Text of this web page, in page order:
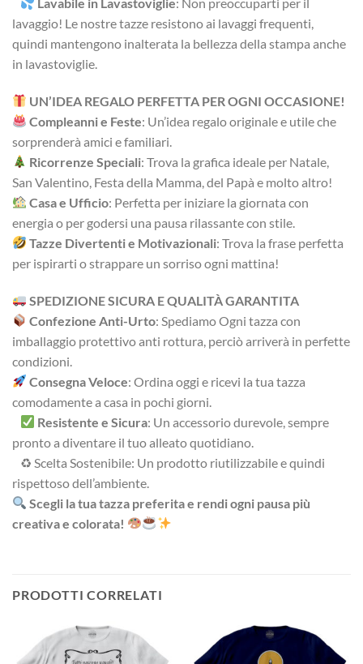
lavaggio! Le nostre tazze resistono ai lavaggi frequenti,
quindi mantengono inalterata la bellezza della stampa anche
in lavastoviglie.
UN’IDEA REGALO PERFETTA PER OGNI OCCASIONE!
Compleanni e Feste: Un’idea regalo originale e utile che
sorprenderà amici e familiari.
Ricorrenze Speciali: Trova la grafica ideale per Natale,
San Valentino, Festa della Mamma, del Papà e molto altro!
Casa e Ufficio: Perfetta per iniziare la giornata con
energia o per godersi una pausa rilassante con stile.
Tazze Divertenti e Motivazionali: Trova la frase perfetta
per ispirarti o strappare un sorriso ogni mattina!
SPEDIZIONE SICURA E QUALITÀ GARANTITA
Confezione Anti-Urto: Spediamo Ogni tazza con
imballaggio protettivo anti rottura, perciò arriverà in perfette
condizioni.
Consegna Veloce: Ordina oggi e ricevi la tua tazza
comodamente a casa in pochi giorni.
Resistente e Sicura: Un accessorio durevole, sempre
pronto a diventare il tuo alleato quotidiano.
♻ Scelta Sostenibile: Un prodotto riutilizzabile e quindi
rispettoso dell’ambiente.
Scegli la tua tazza preferita e rendi ogni pausa più
creativa e colorata!
PRODOTTI CORRELATI